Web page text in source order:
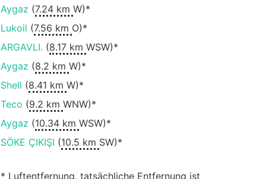
Aygaz (7.24 km W)*
Lukoil (7.56 km O)*
ARGAVLI. (8.17 km WSW)*
Aygaz (8.2 km W)*
Shell (8.41 km W)*
Teco (9.2 km WNW)*
Aygaz (10.34 km WSW)*
SÖKE ÇIKIŞI (10.5 km SW)*
* Luftentfernung, tatsächliche Entfernung ist